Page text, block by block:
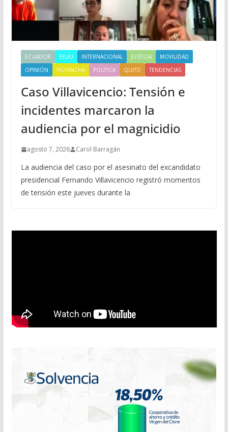
ECUADOR EEUU INTERNACIONAL JUSTICIA
MOVILIDAD
OPINIÓN
PICHINCHA POLITICA QUITO TENDENCIAS
Caso Villavicencio: Tensión e
incidentes marcaron la
audiencia por el magnicidio
agosto 7, 2026 Carol Barragán
La audiencia del caso por el asesinato del excandidato
presidencial Fernando Villavicencio registró momentos
de tensión este jueves durante la